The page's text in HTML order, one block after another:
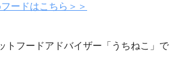
ードはこちら＞＞
トフードアドバイザー「うちねこ」で